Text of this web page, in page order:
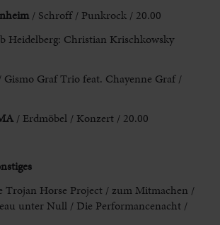
/ Schroff / Punkrock / 20.00
Heidelberg: Christian Krischkowsky
Gismo Graf Trio feat. Chayenne Graf /
/ Erdmöbel / Konzert / 20.00
Trojan Horse Project / zum Mitmachen /
unter Null / Die Performancenacht /